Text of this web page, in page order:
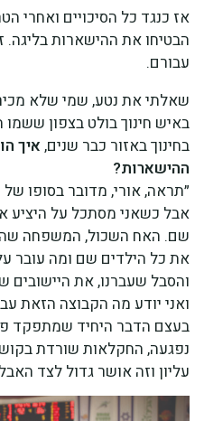
אז כנגד כל הסיכויים ואחרי
הבטיחו את ההישארות בליגה.
עבורם.
שאלתי את נטע, שמי שלא
באיש חינוך בולט בצפון
בחינוך באזור כבר שנים, איך
ההישארות?
״תראה, אורי, מדובר בסופו
אבל כשאני מסתכל על היציע
שם. האח השכול, המשפחה
את כל הילדים שם ומה עובר
והסבל שעברנו, את היישובים
ואני יודע מה הקבוצה הזאת
בעצם הדבר היחיד שמתפקד
נפגעה, החקלאות שורדת
עליון וזה אושר גדול לצד